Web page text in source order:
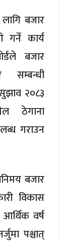
बजार
गर्ने कार्य
बजार
सम्बन्धी
२०८३
ठेगाना
गराउन
बजार
विकास
आर्थिक वर्ष
पश्चात्